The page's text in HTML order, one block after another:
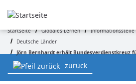
zum
Pfadnavigation
Startseite Globales Lernen
Informationsstelle
Deutsche Länder
Jörn Bernhardt erhält Bundesverdienstkreuz
zurück